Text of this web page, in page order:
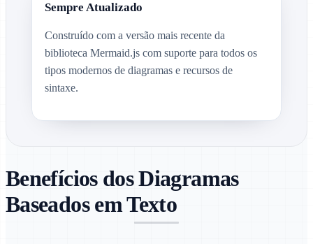
Sempre Atualizado
Construído com a versão mais recente da
biblioteca Mermaid.js com suporte para todos os
tipos modernos de diagramas e recursos de
sintaxe.
Benefícios dos Diagramas
Baseados em Texto